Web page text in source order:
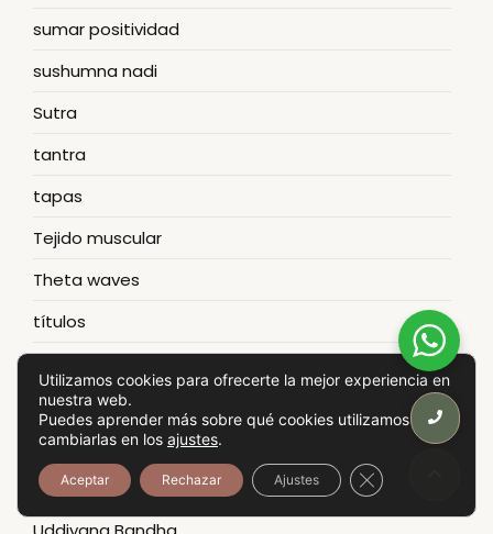
sumar positividad
sushumna nadi
Sutra
tantra
tapas
Tejido muscular
Theta waves
títulos
Tristhana
Tulku Lobsang
Tulku Lobsang Rimpoche
Utilizamos cookies para ofrecerte la mejor experiencia en
nuestra web.
Puedes aprender más sobre qué cookies utilizamos o
cambiarlas en los ajustes.
Aceptar Rechazar Ajustes Cerrar el banner